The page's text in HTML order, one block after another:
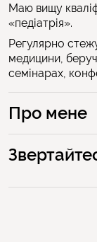
Маю вищу
«педіатрія».
Регулярно
медицини,
семінарах,
Про мене